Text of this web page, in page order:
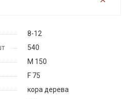
8-12
540
М 150
F 75
кора дерева